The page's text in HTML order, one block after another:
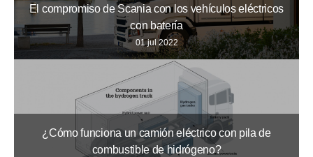
El compromiso de Scania con los vehículos eléctricos
con batería
01 jul 2022
¿Cómo funciona un camión eléctrico con pila de
combustible de hidrógeno?